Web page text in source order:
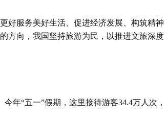
好服务美好生活、促进经济发展、构筑精神
方向，我国坚持旅游为民，以推进文旅深度
年“五一”假期，这里接待游客34.4万人次，